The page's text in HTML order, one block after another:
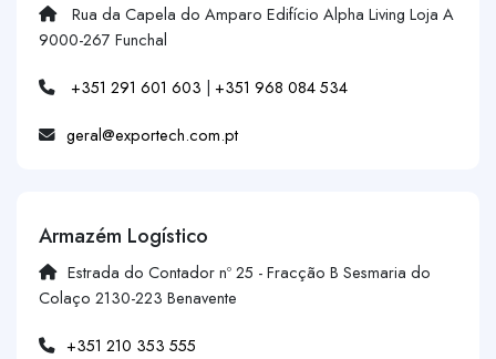
Rua da Capela do Amparo Edifício Alpha Living Loja A
9000-267 Funchal
+351 291 601 603 | +351 968 084 534
geral@exportech.com.pt
Armazém Logístico
Estrada do Contador nº 25 - Fracção B Sesmaria do
Colaço 2130-223 Benavente
+351 210 353 555